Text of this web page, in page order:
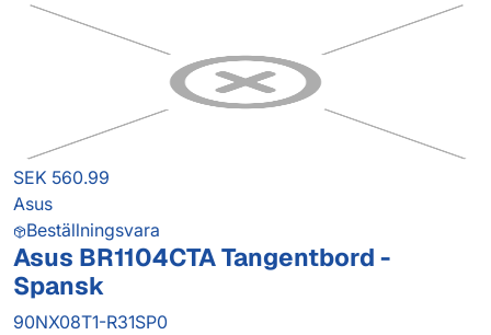
SEK 560.99
Asus
Beställningsvara
Asus BR1104CTA Tangentbord -
Spansk
90NX08T1-R31SP0